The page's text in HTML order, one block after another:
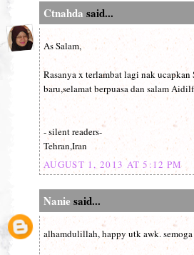
Ctnahda said...
As Salam,
Rasanya x terlambat lagi nak ucapkan
baru,selamat berpuasa dan salam
- silent readers-
Tehran,Iran
AUGUST 1, 2013 AT 5:12 PM
Nanie said...
alhamdulillah, happy utk awk. semoga